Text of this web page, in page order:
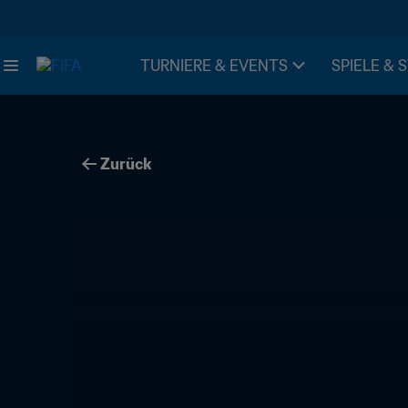
TURNIERE & EVENTS SPIELE &
Zurück